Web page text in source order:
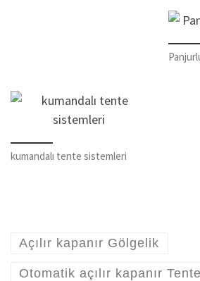
kumandalı tente sistemleri
Açılır kapanır Gölgelik
Otomatik açılır kapanır